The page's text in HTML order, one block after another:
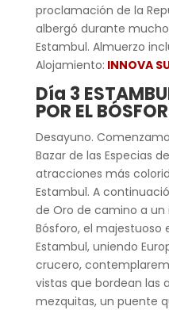
proclamación de la
albergó durante
Estambul. Almuerzo
Alojamiento: INNOVA
Día 3
POR EL
Desayuno.
Bazar de las Especias
atracciones más
Estambul. A
de Oro de camino a
Bósforo, el majestuoso
Estambul, uniendo
crucero,
vistas que bordean las
mezquitas, un puente